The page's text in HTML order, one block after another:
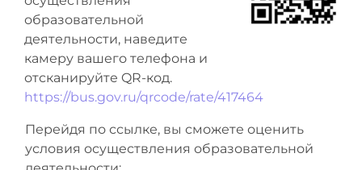
образовательной
деятельности, наведите
камеру вашего телефона и
отсканируйте QR-код.
https://bus.gov.ru/qrcode/rate/417464
Перейдя по ссылке, вы сможете оценить
условия осуществления образовательной